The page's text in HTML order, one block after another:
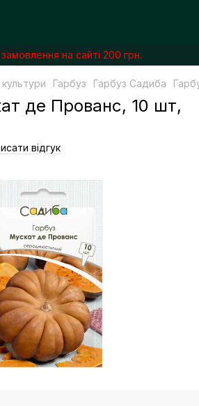
на сайті 200 грн.
Гарбуз Гарбуз Садиба
де Прованс, 10 шт,
відгук